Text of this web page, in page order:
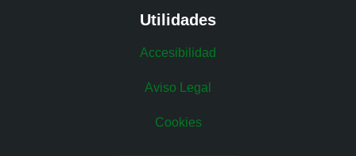
Utilidades
Accesibilidad
Aviso Legal
Cookies